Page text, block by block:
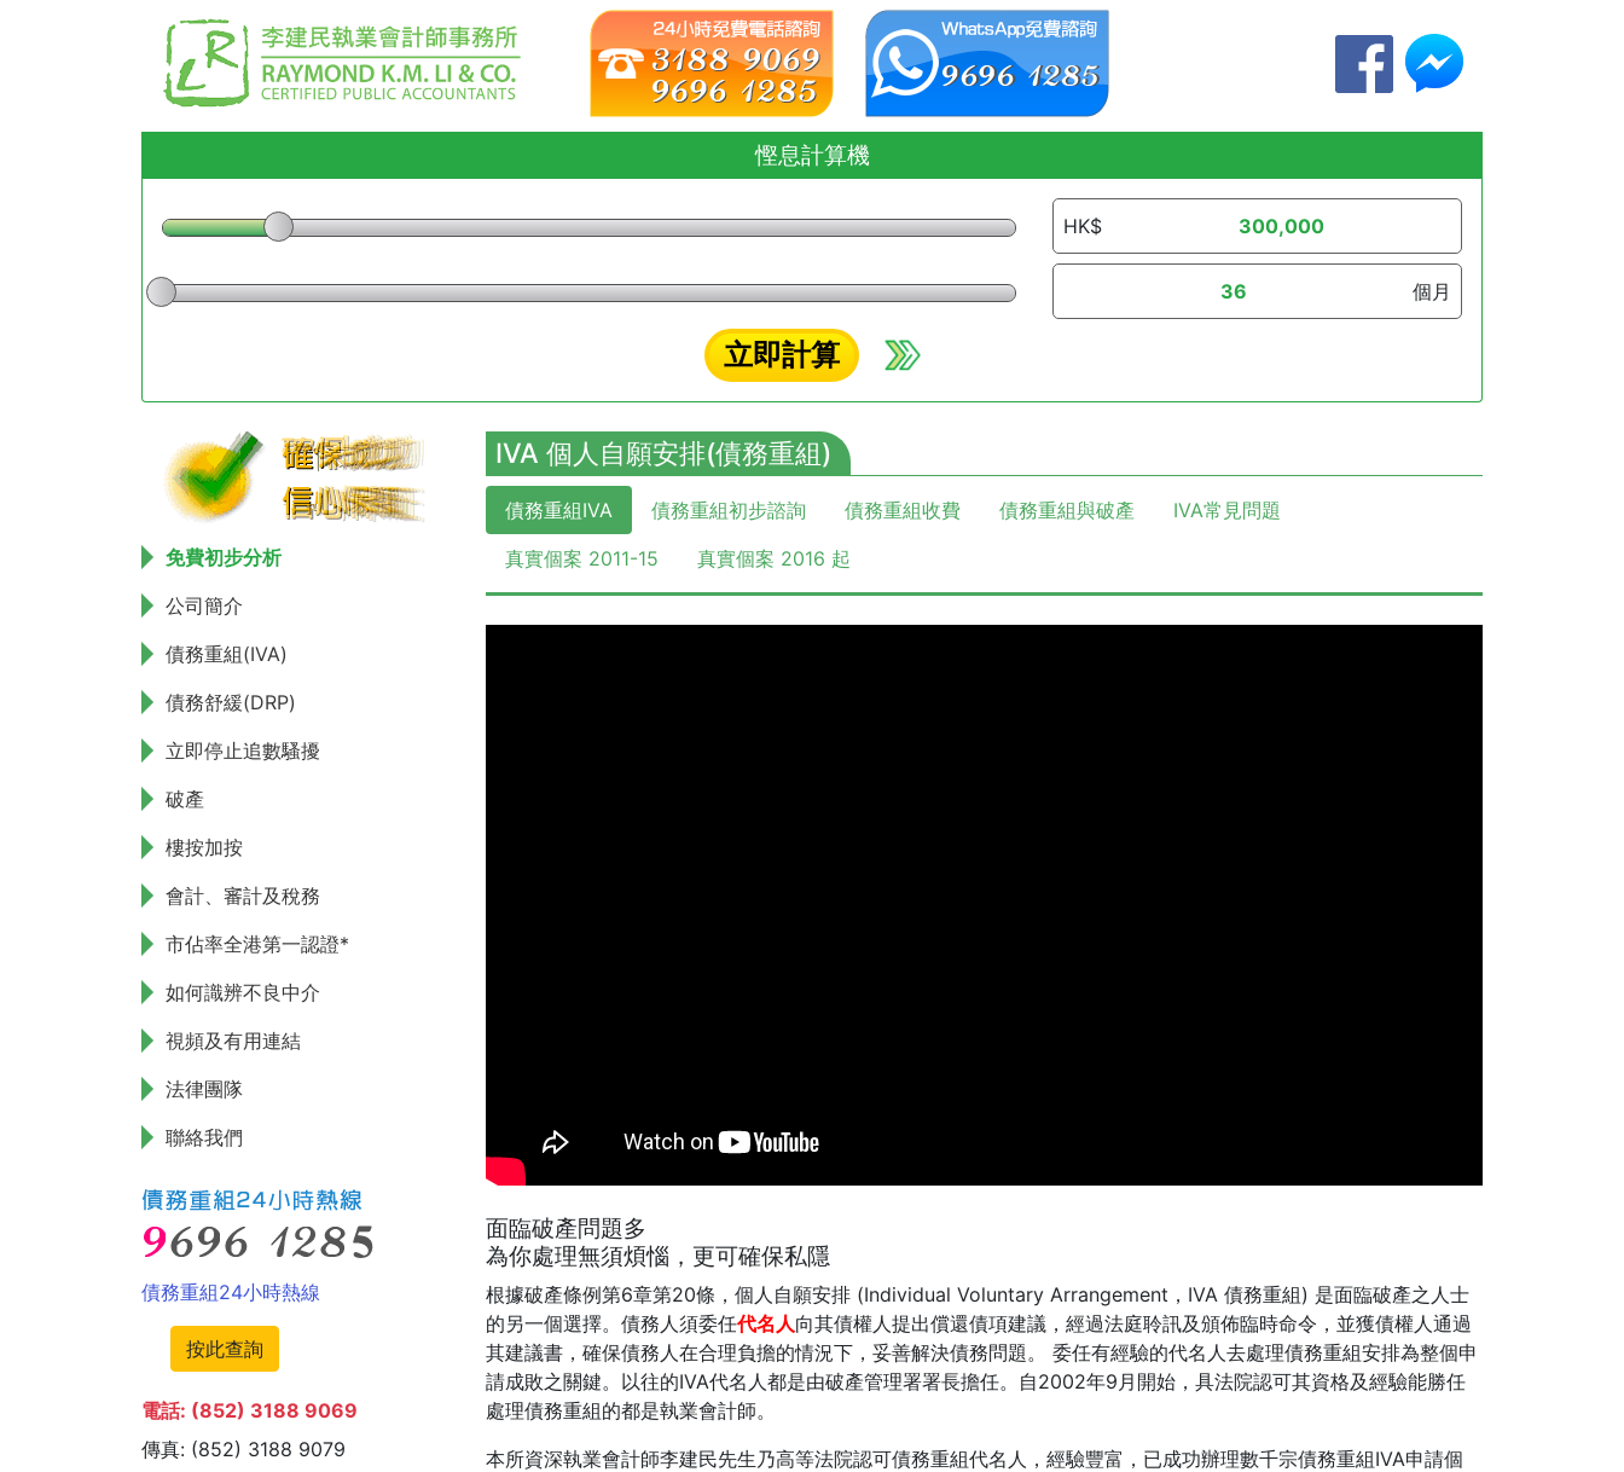
慳息計算機
HK$
個月
立即計算
免費初步分析
公司簡介
債務重組(IVA)
債務舒緩(DRP)
立即停止追數騷擾
破產
樓按加按
會計、審計及稅務
市佔率全港第一認證*
如何識辨不良中介
視頻及有用連結
法律團隊
聯絡我們
債務重組24小時熱線
按此查詢
電話: (852) 3188 9069
傳真: (852) 3188 9079
IVA 個人自願安排(債務重組)
債務重組IVA 債務重組初步諮詢 債務重組收費 債務重組與破產
IVA常見問題
真實個案 2011-15
真實個案 2016 起
面臨破產問題多
為你處理無須煩惱，更可確保私隱
根據破產條例第6章第20條，個人自願安排 (Individual Voluntary Arrangement，IVA 債務重組) 是面臨破產之人士
的另一個選擇。債務人須委任代名人向其債權人提出償還債項建議，經過法庭聆訊及頒佈臨時命令，並獲債權人通過
其建議書，確保債務人在合理負擔的情況下，妥善解決債務問題。 委任有經驗的代名人去處理債務重組安排為整個申
請成敗之關鍵。以往的IVA代名人都是由破產管理署署長擔任。自2002年9月開始，具法院認可其資格及經驗能勝任
處理債務重組的都是執業會計師。
本所資深執業會計師李建民先生乃高等法院認可債務重組代名人，經驗豐富，已成功辦理數千宗債務重組IVA申請個